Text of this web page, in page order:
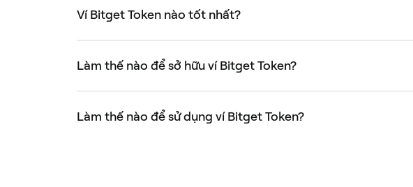
Ví Bitget Token nào tốt nhất?
Làm thế nào để sở hữu ví Bitget Token?
Làm thế nào để sử dụng ví Bitget Token?